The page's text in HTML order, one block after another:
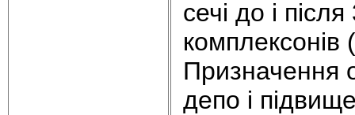
сечі до і
комплексонів
Призначення
депо і